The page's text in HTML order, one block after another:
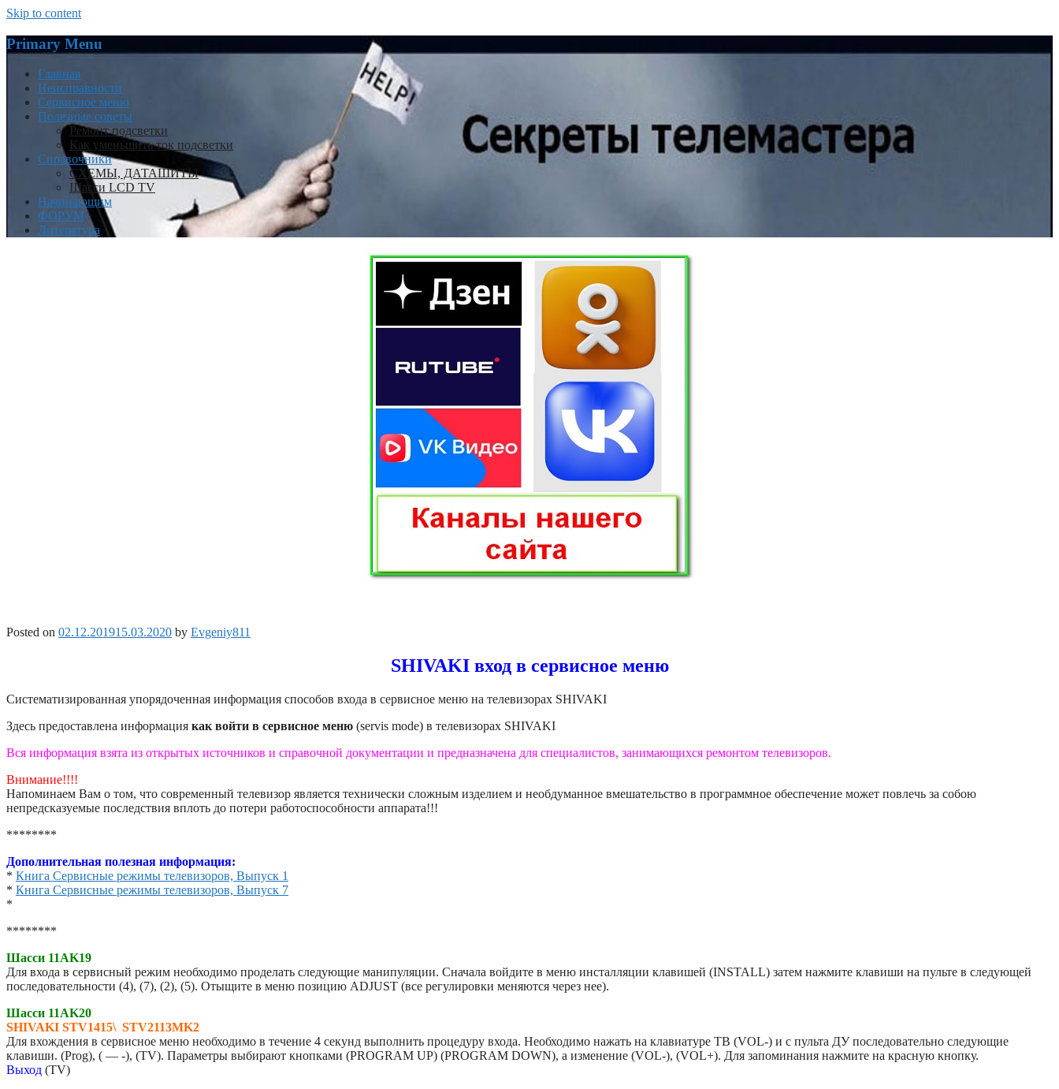
Skip to content
Primary Menu
Главная
Неисправности
Сервисное меню
Полезные советы
Ремонт подсветки
Как уменьшить ток подсветки
Справочники
СХЕМЫ, ДАТАШИТЫ
Шасси LCD TV
Начинающим
ФОРУМ
Литература
Posted on 02.12.201915.03.2020 by Evgeniy811
SHIVAKI вход в сервисное меню
Систематизированная упорядоченная информация способов входа в сервисное меню на телевизорах SHIVAKI
Здесь предоставлена информация как войти в сервисное меню (servis mode) в телевизорах SHIVAKI
Вся информация взята из открытых источников и справочной документации и предназначена для специалистов, занимающихся ремонтом телевизоров.
Внимание!!!!
Напоминаем Вам о том, что современный телевизор является технически сложным изделием и необдуманное вмешательство в программное обеспечение может повлечь за собою
непредсказуемые последствия вплоть до потери работоспособности аппарата!!!
********
Дополнительная полезная информация:
* Книга Сервисные режимы телевизоров, Выпуск 1
* Книга Сервисные режимы телевизоров, Выпуск 7
*
********
Шасси 11AK19
Для входа в сервисный режим необходимо проделать следующие манипуляции. Сначала войдите в меню инсталляции клавишей (INSTALL) затем нажмите клавиши на пульте в следующей
последовательности (4), (7), (2), (5). Отыщите в меню позицию ADJUST (все регулировки меняются через нее).
Шасси 11AK20
SHIVAKI STV1415\ STV2113MK2
Для вхождения в сервисное меню необходимо в течение 4 секунд выполнить процедуру входа. Необходимо нажать на клавиатуре ТВ (VOL-) и с пульта ДУ последовательно следующие
клавиши. (Prog), ( — -), (TV). Параметры выбирают кнопками (PROGRAM UP) (PROGRAM DOWN), а изменение (VOL-), (VOL+). Для запоминания нажмите на красную кнопку.
Выход (TV)